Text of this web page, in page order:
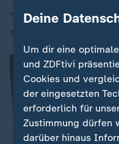
von Dara Hassanzadeh
10.07.2025 | 16:00
Deine
Um dir eine
und ZDFtivi
Cookies und
der eingesetzten
erforderlich für
Zustimmung dürfen
darüber hinaus